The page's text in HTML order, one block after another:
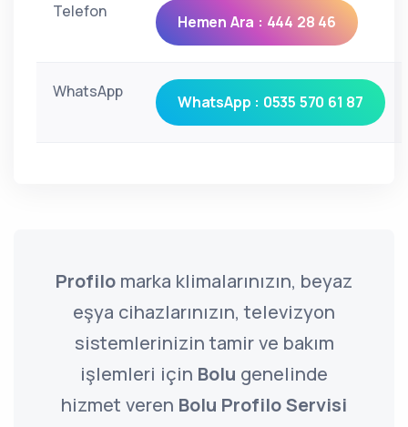
Telefon
Hemen Ara : 444 28 46
WhatsApp
WhatsApp : 0535 570 61 87
Profilo marka klimalarınızın, beyaz
eşya cihazlarınızın, televizyon
sistemlerinizin tamir ve bakım
işlemleri için Bolu genelinde
hizmet veren Bolu Profilo Servisi